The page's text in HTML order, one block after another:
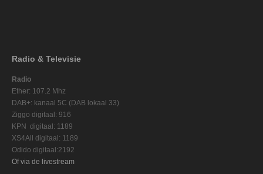
Radio & Televisie
Radio
Ether: 107.2 Mhz
DAB+: kanaal 5C (DAB lokaal 33)
Ziggo digitaal: 916
KPN digitaal: 1189
XS4All digitaal: 1189
Odido digitaal:2192
Of via de livestream